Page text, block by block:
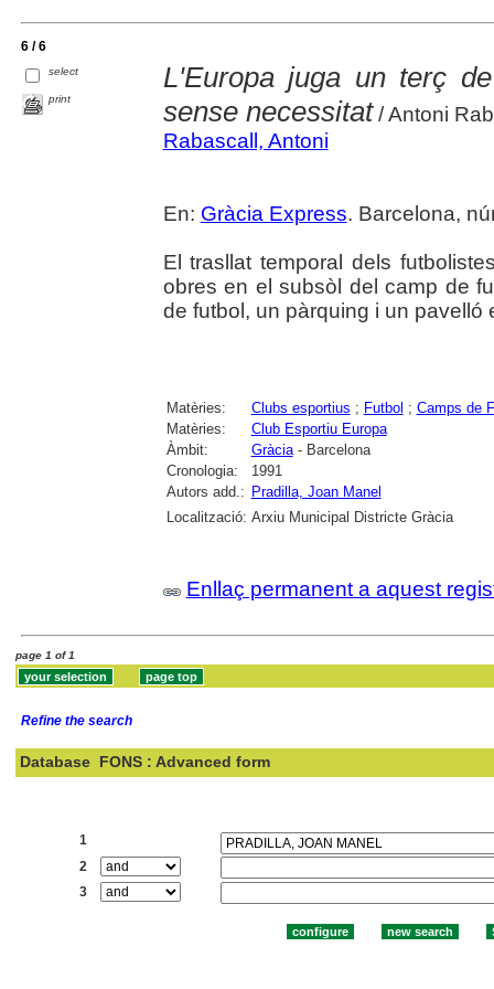
6 / 6
select
print
L'Europa juga un terç
sense necessitat/ Antoni
Rabascall, Antoni
En: Gràcia Express. Barcelona,
El trasllat temporal dels
obres en el subsòl del camp de
de futbol, un pàrquing i un pavelló
Matèries: Clubs esportius ; Futbol ; Camps de
Matèries:
Club Esportiu Europa
Àmbit:
Gràcia- Barcelona
Cronologia:
1991
Autors add.: Pradilla, Joan Manel
Localització: Arxiu Municipal Districte Gràcia
Enllaç permanent a aquest
page 1 of 1
Refine the search
Database FONS : Advanced form
1
2
3